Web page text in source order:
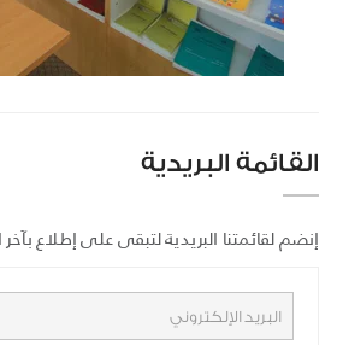
القائمة البريدية
إنضم لقائمتنا البريدية لتبقى على إطلاع بآخر